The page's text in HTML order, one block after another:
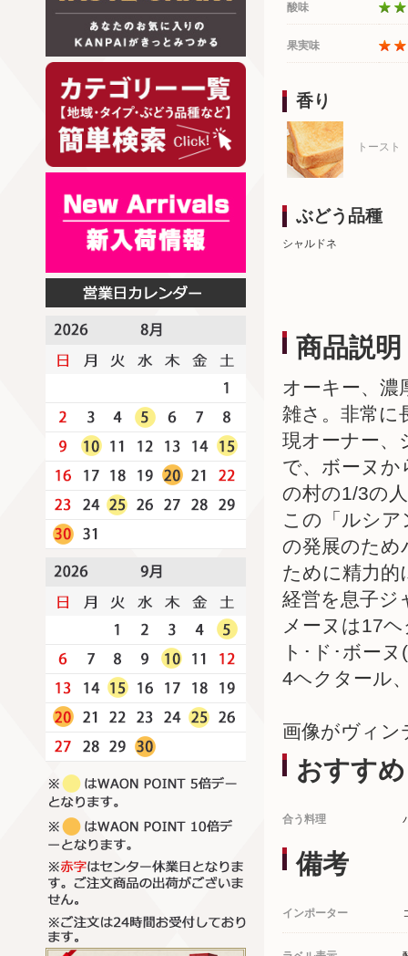
酸味
果実味
香り
トースト
ぶどう品種
シャルドネ
商品説明
オーキー、濃
雑さ。非常に
現オーナー、
で、ボーヌ
の村の1/3の
この「ルシ
の発展のため
ために精力的
経営を息子ジ
メーヌは17
ト･ド･ボー
4ヘクタール
画像がヴィン
おすすめ
合う料理
備考
インポーター